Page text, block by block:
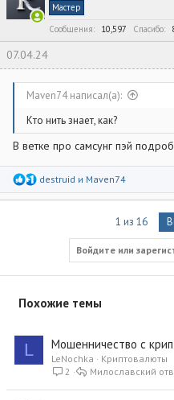
Мастер
Сообщения
10,597 Спасибо
07.04.24
Maven74 написал(а):
Кто нить знает, как?
В ветке про самсунг пэй
Р
а
destruid и Maven74
1 из 16
Войдите или
Похожие темы
L Мошенничество с
LeNochka
Криптовалюты
2
Милославский